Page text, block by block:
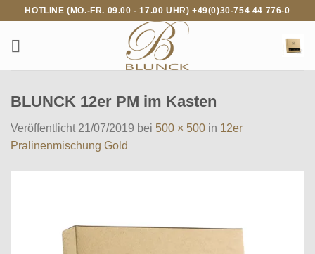
springen
HOTLINE (MO.-FR. 09.00 - 17.00 UHR) +49(0)30-754 44 776-0
BLUNCK 12er PM im Kasten
Veröffentlicht 21/07/2019 bei 500 × 500 in 12er
Pralinenmischung Gold